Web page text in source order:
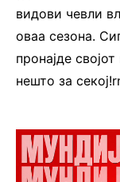
видови чевли
оваа сезона.
пронајде
нешто за